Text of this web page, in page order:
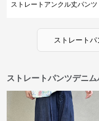
ストレートアンクル丈パンツ
ストレートパ
ストレートパンツデニ